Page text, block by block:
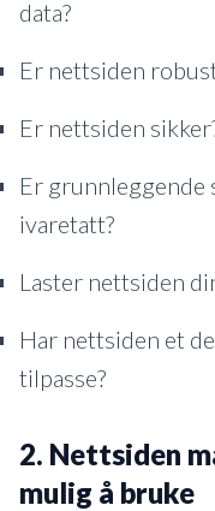
data?
Er nettsiden
Er nettsiden
Er grunnleggende
ivaretatt?
Laster nettsiden
Har nettsiden et
tilpasse?
2. Nettsiden
mulig å bruke